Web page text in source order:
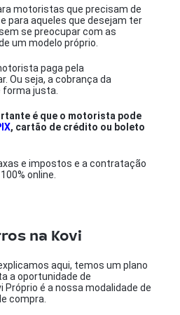
motoristas que precisam de
e para aqueles que desejam ter
se preocupar com as
um modelo próprio.
paga pela
Ou seja, a cobrança da
justa.
é que o motorista pode
, cartão de crédito ou boleto
e impostos e a contratação
online.
na Kovi
aqui, temos um plano
a oportunidade de
Próprio é a nossa modalidade de
compra.